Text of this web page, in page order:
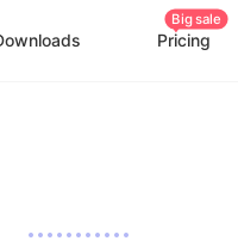
Pricing
Big sale